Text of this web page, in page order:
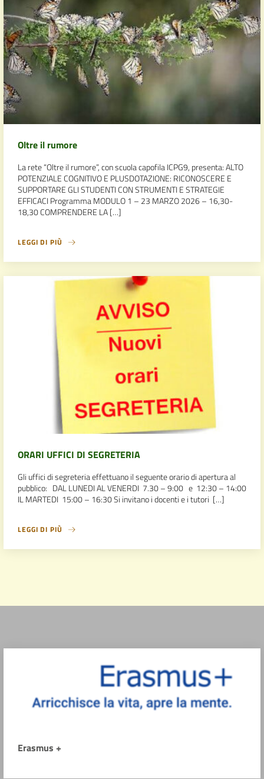
Oltre il rumore
La rete “Oltre il rumore”, con scuola capofila ICPG9, presenta: ALTO
POTENZIALE COGNITIVO E PLUSDOTAZIONE: RICONOSCERE E
SUPPORTARE GLI STUDENTI CON STRUMENTI E STRATEGIE
EFFICACI Programma MODULO 1 – 23 MARZO 2026 – 16,30-
18,30 COMPRENDERE LA […]
LEGGI DI PIÙ
ORARI UFFICI DI SEGRETERIA
Gli uffici di segreteria effettuano il seguente orario di apertura al
pubblico: DAL LUNEDI AL VENERDI 7.30 – 9:00 e 12:30 – 14:00
IL MARTEDI 15:00 – 16:30 Si invitano i docenti e i tutori […]
LEGGI DI PIÙ
Erasmus +